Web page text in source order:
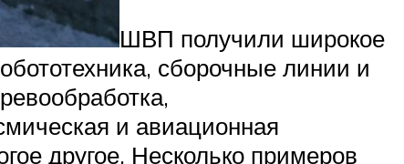
ШВП получили широкое
сборочные линии и
и авиационная
другое. Несколько примеров